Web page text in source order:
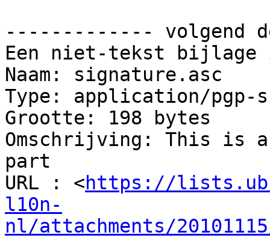
------------- volgend
Een niet-tekst
Naam: signature.asc
Type: application/pgp-
Grootte: 198 bytes
Omschrijving: This is
part
URL : <https://
l10n-
nl/attachments/